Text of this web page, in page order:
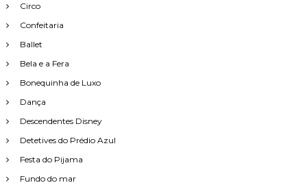
Circo
Confeitaria
Ballet
Bela e a Fera
Bonequinha de Luxo
Dança
Descendentes Disney
Detetives do Prédio Azul
Festa do Pijama
Fundo do mar